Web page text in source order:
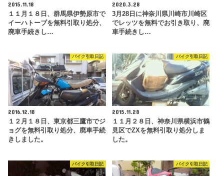
2015.11.18
１１月１８日、群馬県伊勢原市で
イーハトーブを無料引取り処分、
廃車手続きし…
2020.3.28
3月28日に神奈川県川崎市川崎区
でレッツを無料でお引き取り、廃
車手続きし…
バイク引取日記
2016.12.18
１２月１８日、東京都三鷹市でジ
ョグを無料引取り処分、廃車手続
きしました。
バイク引取日記
2015.11.28
１１月２８日、神奈川県横浜市鶴
見区でZXを無料引取り処分しま
した。
バイク引取日記 バイク引取日記